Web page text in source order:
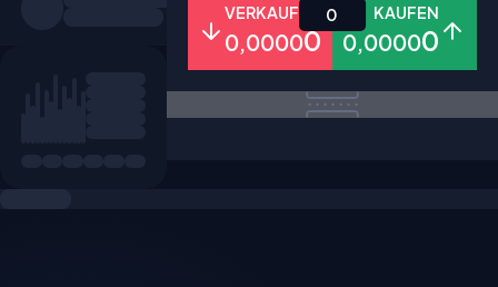
Alle Forex Metalle Aktien
VERKAUFEN
0,00000
KAUFEN
0,00000
0